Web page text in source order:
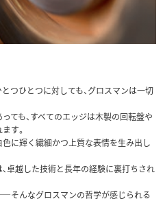
つひとつに対しても、グロスマンは一切
ても、すべてのエッジは木製の回転盤や
す。
色に輝く繊細かつ上質な表情を生み出し
卓越した技術と長年の経験に裏打ちされ
そんなグロスマンの哲学が感じられる